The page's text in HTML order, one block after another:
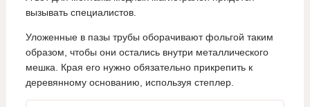
вызывать специалистов.
Уложенные в пазы трубы оборачивают фольгой таким
образом, чтобы они остались внутри металлического
мешка. Края его нужно обязательно прикрепить к
деревянному основанию, используя степлер.